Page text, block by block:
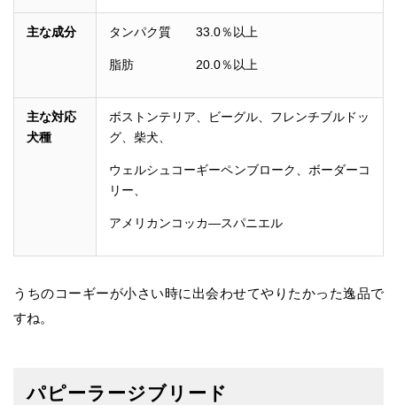
主な成分 タンパク質 33.0％以上
脂肪 20.0％以上
主な対応
犬種
ボストンテリア、ビーグル、フレンチブルドッ
グ、柴犬、
ウェルシュコーギーペンブローク、ボーダーコ
リー、
アメリカンコッカ―スパニエル
うちのコーギーが小さい時に出会わせてやりたかった逸品で
すね。
パピーラージブリード